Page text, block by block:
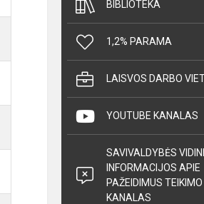
BIBLIOTEKA
1,2% PARAMA
LAISVOS DARBO
YOUTUBE KANALAS
SAVIVALDYBĖS
INFORMACIJOS APIE
PAŽEIDIMUS TEIKIMO
KANALAS